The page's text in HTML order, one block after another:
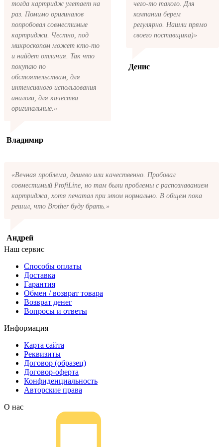
пожалуйста, свяжитесь с нами через сервис
обратная связь, или позвоните.
тогда картридж улетает на
раз. Помимо оригиналов
попробовал совместимые
картриджи. Честно, под
микроскопом может кто-то
и найдет отличия. Так что
покупаю по
обстоятельствам, для
интенсивного использования
аналоги, для качества
оригинальные.»
Владимир
чего-то такого. Для
компании берем
регулярно. Нашли прямо
своего поставщика)»
Денис
«Вечная проблема, дешево или качественно. Пробовал
совместимый ProfiLine, но там были проблемы с распознаванием
картриджа, хотя печатал при этом нормально. В общем пока
решил, что Brother буду брать.»
Андрей
Наш сервис
Способы оплаты
Доставка
Гарантия
Обмен / возврат товара
Возврат денег
Вопросы и ответы
Информация
Карта сайта
Реквизиты
Договор (образец)
Договор-оферта
Конфиденциальность
Авторские права
О нас